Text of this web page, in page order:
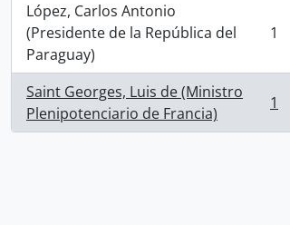
López, Carlos Antonio
(Presidente de la República del
Paraguay)
, 1 results 1
Saint Georges, Luis de (Ministro
Plenipotenciario de Francia)
, 1 results 1